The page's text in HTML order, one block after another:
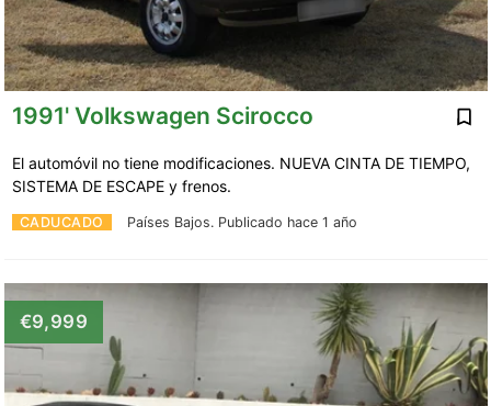
1991' Volkswagen Scirocco
CADUCADO Países Bajos. Publicado hace 1 año
El automóvil no tiene modificaciones. NUEVA CINTA DE TIEMPO,
SISTEMA DE ESCAPE y frenos.
€9,999